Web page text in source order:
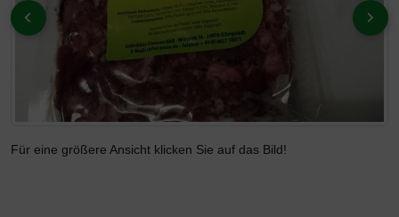
ZURÜCK VOR
Für eine größere Ansicht klicken Sie auf das Bild!